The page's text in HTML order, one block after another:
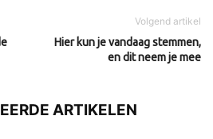
Volgend artikel
Hier kun je vandaag stemmen,
en dit neem je mee
ARTIKELEN